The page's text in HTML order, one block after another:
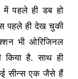
में पहले ही डब हो
पहले ही देख चुकी
भी ओरिजिनल
किया है. साथ ही
सीन्स एक जैसे हैं